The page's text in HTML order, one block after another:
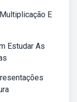
E
Estudar As